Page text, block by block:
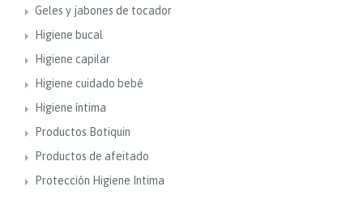
Geles y jabones de tocador
Higiene bucal
Higiene capilar
Higiene cuidado bebé
Higiene íntima
Productos Botiquin
Productos de afeitado
Protección Higiene Intima